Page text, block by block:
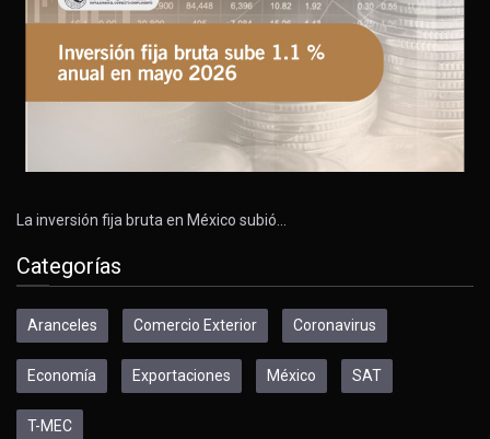
La inversión fija bruta en México subió…
Categorías
Aranceles Comercio Exterior Coronavirus
Economía Exportaciones México SAT
T-MEC